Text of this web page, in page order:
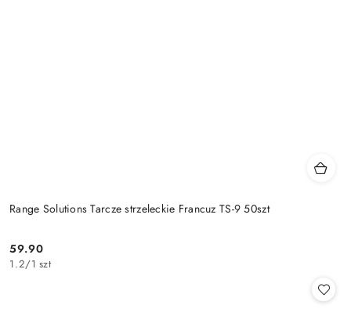
Range Solutions Tarcze strzeleckie Francuz TS-9 50szt
Cena:
59.90
1.2/1 szt